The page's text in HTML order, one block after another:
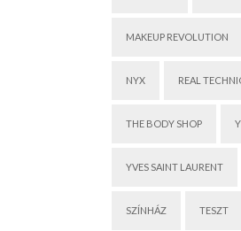
MAKEUP REVOLUTION
NYX REAL
THE BODY SHOP
YVES SAINT LAURENT
SZÍNHÁZ TESZT